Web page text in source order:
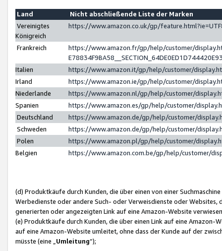
Land
Nicht abschließende Liste der Marken
Vereinigtes
Königreich
https://www.amazon.co.uk/gp/
Frankreich
https://www.amazon.fr/gp/help/customer/
Italien
https://www.amazon.it/gp/help/customer/
Irland
https://www.amazon.ie/gp/help/customer/
Niederlande
https://www.amazon.nl/gp/help/customer/
Spanien
https://www.amazon.es/gp/help/customer/
Deutschland
https://www.amazon.de/gp/help/customer/
Schweden
https://www.amazon.de/gp/help/customer/
Polen
https://www.amazon.pl/gp/help/customer/
Belgien
https://www.amazon.com.be/gp/help/customer/
(d) Produktkäufe durch Kunden, die über einen von einer
Werbedienste oder andere Such- oder Verweisdienste oder Websites,
generierten oder angezeigten Link auf eine Amazon-Website
(e) Produktkäufe durch Kunden, die über einen Link auf eine
auf eine Amazon-Website umleitet, ohne dass der Kunde auf der
müsste (eine „ Umleitung“);